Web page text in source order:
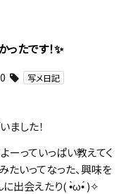
ったです！✨
写メ日記
ました！
ーっていっぱい教えてく
たいってなった、興味を
に出会えたり( •̀ω•́ )✧